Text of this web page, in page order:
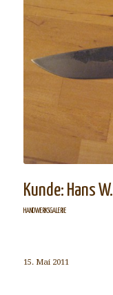
Kunde: Hans W.
HANDWERKSGALERIE
15. Mai 2011